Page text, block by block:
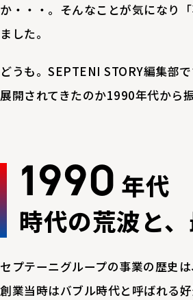
か・・・。そんなことが気になり
ました。
どうも。SEPTENI STORY編集部
展開されてきたのか1990年代から
1990 年代
時代の荒波と
セプテーニグループの事業の歴史
創業当時はバブル時代と呼ばれる